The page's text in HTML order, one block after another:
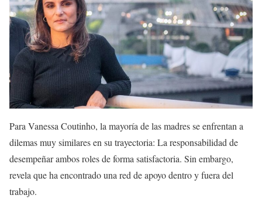
Para Vanessa Coutinho, la mayoría de las madres se enfrentan a
dilemas muy similares en su trayectoria: La responsabilidad de
desempeñar ambos roles de forma satisfactoria. Sin embargo,
revela que ha encontrado una red de apoyo dentro y fuera del
trabajo.